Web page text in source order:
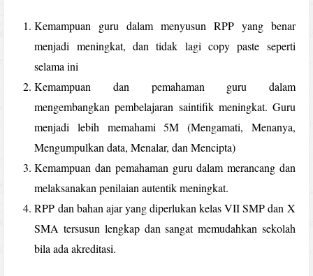
Kemampuan guru dalam menyusun RPP yang benar
menjadi meningkat, dan tidak lagi copy paste seperti
selama ini
Kemampuan dan pemahaman guru dalam
mengembangkan pembelajaran saintifik meningkat. Guru
menjadi lebih memahami 5M (Mengamati, Menanya,
Mengumpulkan data, Menalar, dan Mencipta)
Kemampuan dan pemahaman guru dalam merancang dan
melaksanakan penilaian autentik meningkat.
RPP dan bahan ajar yang diperlukan kelas VII SMP dan X
SMA tersusun lengkap dan sangat memudahkan sekolah
bila ada akreditasi.